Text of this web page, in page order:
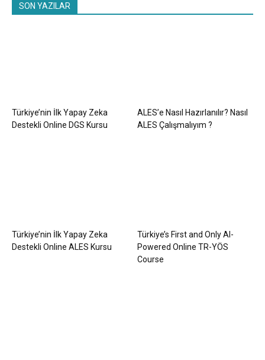
SON YAZILAR
Türkiye’nin İlk Yapay Zeka
Destekli Online DGS Kursu
ALES’e Nasıl Hazırlanılır? Nasıl
ALES Çalışmalıyım ?
Türkiye’nin İlk Yapay Zeka
Destekli Online ALES Kursu
Türkiye’s First and Only AI-
Powered Online TR-YÖS
Course